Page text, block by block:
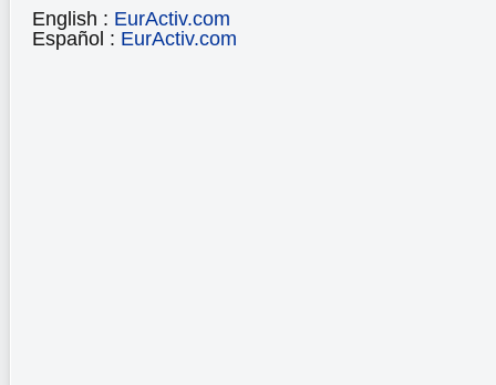
English : EurActiv.com
Español : EurActiv.com